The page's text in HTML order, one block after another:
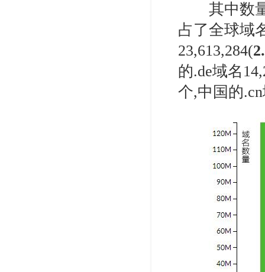
其中数量
占了全球域
23,613,284(
的.de域名
个,中国的